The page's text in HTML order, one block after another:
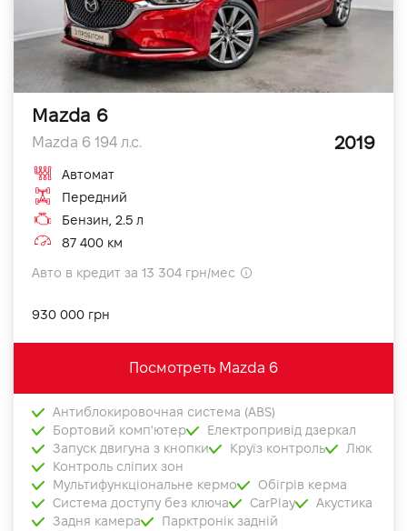
Mazda 6
Mazda 6 194 л.с. 2019
Автомат
Передний
Бензин, 2.5 л
87 400 км
Авто в кредит за 13 304 грн/мес
930 000 грн
Посмотреть Mazda 6
Антиблокировочная система (ABS)
Бортовий комп'ютер
Електропривід дзеркал
Запуск двигуна з кнопки
Круїз контроль
Люк
Контроль сліпих зон
Мультифункціональне кермо
Обігрів керма
Система доступу без ключа
CarPlay
Акустика
Задня камера
Парктронік задній